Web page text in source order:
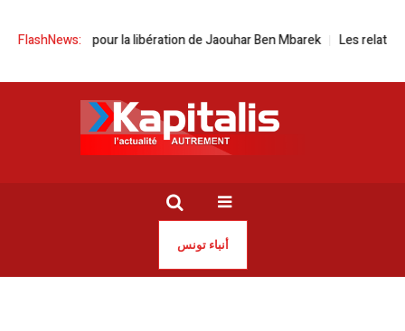
FlashNews:
à Paris pour la libération de Jaouhar Ben Mbarek Les relations
أنباء تونس